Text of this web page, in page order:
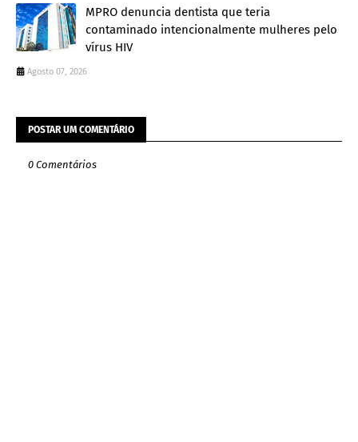
MPRO denuncia dentista que teria
contaminado intencionalmente mulheres pelo
vírus HIV
Agosto 07, 2026
POSTAR UM COMENTÁRIO
0 Comentários